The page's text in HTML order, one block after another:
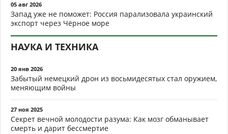
05 авг 2026
Запад уже не поможет: Россия парализовала украинский
экспорт через Чёрное море
НАУКА И ТЕХНИКА
20 янв 2026
Забытый немецкий дрон из восьмидесятых стал оружием,
меняющим войны
27 ноя 2025
Секрет вечной молодости разума: Как мозг обманывает
смерть и дарит бессмертие